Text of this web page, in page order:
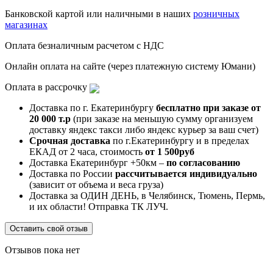
Банковской картой или наличными в наших розничных
магазинах
Оплата безналичным расчетом с НДС
Онлайн оплата на сайте (через платежную систему Юмани)
Оплата в рассрочку
Доставка по г. Екатеринбургу бесплатно при заказе от
20 000 т.р (при заказе на меньшую сумму организуем
доставку яндекс такси либо яндекс курьер за ваш счет)
Срочная доставка по г.Екатеринбургу и в пределах
ЕКАД от 2 часа, стоимость от 1 500руб
Доставка Екатеринбург +50км – по согласованию
Доставка по России рассчитывается индивидуально
(зависит от объема и веса груза)
Доставка за ОДИН ДЕНЬ, в Челябинск, Тюмень, Пермь,
и их области! Отправка ТК ЛУЧ.
Оставить свой отзыв
Отзывов пока нет